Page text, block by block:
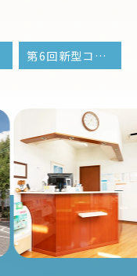
第6回新型コロナウイルスワクチン接種 予約
Next